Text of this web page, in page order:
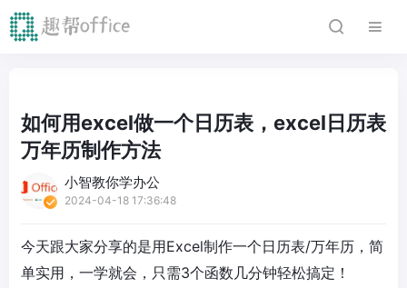
如何用excel做一个日历表，excel日历表
万年历制作方法
小智教你学办公
2024-04-18 17:36:48
今天跟大家分享的是用Excel制作一个日历表/万年历，简
单实用，一学就会，只需3个函数几分钟轻松搞定！